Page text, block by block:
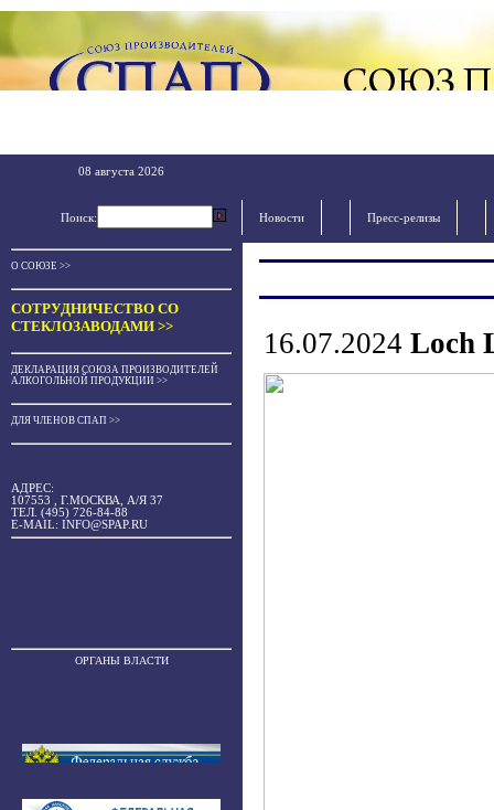
08 августа 2026
Поиск: Новости Пресс-релизы
О СОЮЗЕ >>
СОТРУДНИЧЕСТВО СО
СТЕКЛОЗАВОДАМИ >>
ДЕКЛАРАЦИЯ СОЮЗА ПРОИЗВОДИТЕЛЕЙ
АЛКОГОЛЬНОЙ ПРОДУКЦИИ >>
ДЛЯ ЧЛЕНОВ СПАП >>
АДРЕС:
107553 , Г.МОСКВА, А/Я 37
ТЕЛ. (495) 726-84-88
E-MAIL: INFO@SPAP.RU
ОРГАНЫ ВЛАСТИ
16.07.2024 Loch